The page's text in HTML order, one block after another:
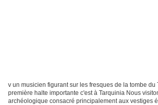
v un musicien figurant sur les fresques de la tombe du
première halte importante c'est à Tarquinia Nous
archéologique consacré principalement aux vestiges